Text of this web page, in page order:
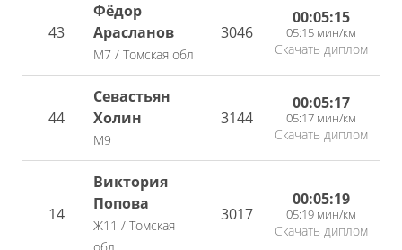
43
Фёдор
Арасланов
М7 / Томская обл
3046
00:05:15
05:15 мин/км
Скачать диплом
44
Севастьян
Холин
М9
3144
00:05:17
05:17 мин/км
Скачать диплом
14
Виктория
Попова
Ж11 / Томская
3017
00:05:19
05:19 мин/км
Скачать диплом